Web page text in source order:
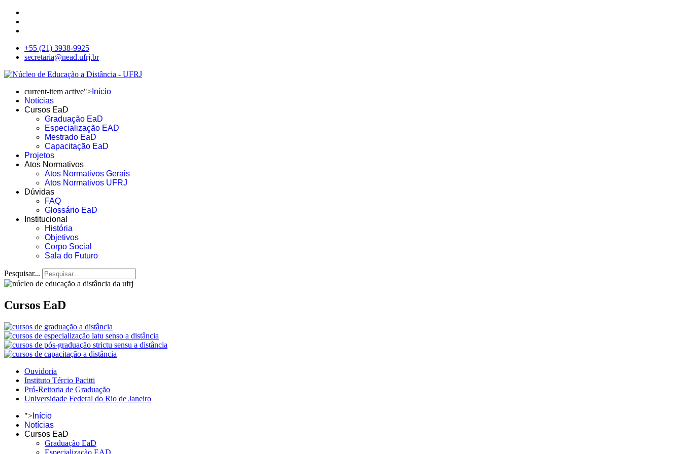
+55 (21) 3938-9925
secretaria@nead.ufrj.br
current-item active"> Início
Notícias
Cursos EaD
Graduação EaD
Especialização EAD
Mestrado EaD
Capacitação EaD
Projetos
Atos Normativos
Atos Normativos Gerais
Atos Normativos UFRJ
Dúvidas
FAQ
Glossário EaD
Institucional
História
Objetivos
Corpo Social
Sala do Futuro
Pesquisar...
Cursos EaD
Ouvidoria
Instituto Tércio Pacitti
Pró-Reitoria de Graduação
Universidade Federal do Rio de Janeiro
"> Início
Notícias
Cursos EaD
Graduação EaD
Especialização EAD